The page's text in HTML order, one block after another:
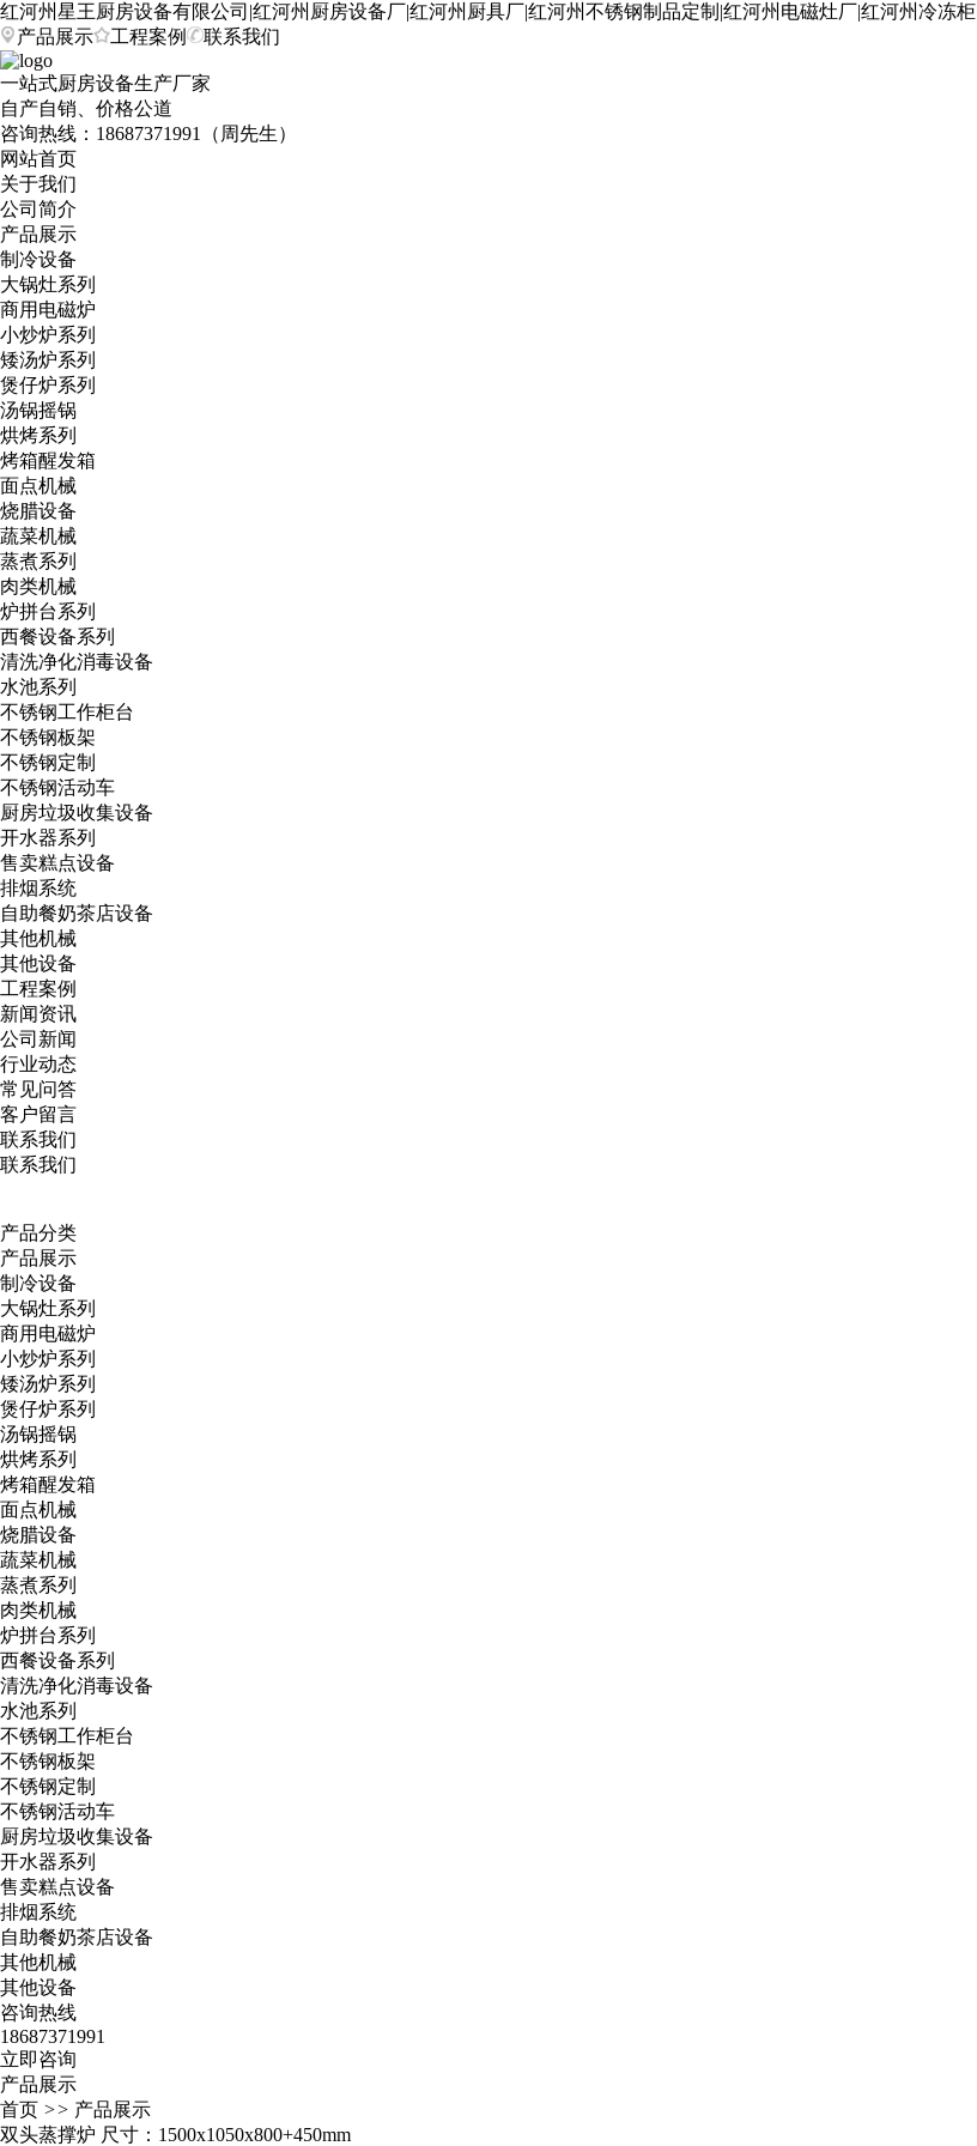
红河州星王厨房设备有限公司|红河州厨房设备厂|红河州厨具厂|红河州不锈钢制品定制|红河州电磁灶厂|红河州冷冻柜
产品展示
工程案例 联系我们
一站式厨房设备生产厂家
自产自销、价格公道
咨询热线： 18687371991（周先生）
网站首页
关于我们
公司简介
产品展示
制冷设备
大锅灶系列
商用电磁炉
小炒炉系列
矮汤炉系列
煲仔炉系列
汤锅摇锅
烘烤系列
烤箱醒发箱
面点机械
烧腊设备
蔬菜机械
蒸煮系列
肉类机械
炉拼台系列
西餐设备系列
清洗净化消毒设备
水池系列
不锈钢工作柜台
不锈钢板架
不锈钢定制
不锈钢活动车
厨房垃圾收集设备
开水器系列
售卖糕点设备
排烟系统
自助餐奶茶店设备
其他机械
其他设备
工程案例
新闻资讯
公司新闻
行业动态
常见问答
客户留言
联系我们
联系我们
产品分类
产品展示
制冷设备
大锅灶系列
商用电磁炉
小炒炉系列
矮汤炉系列
煲仔炉系列
汤锅摇锅
烘烤系列
烤箱醒发箱
面点机械
烧腊设备
蔬菜机械
蒸煮系列
肉类机械
炉拼台系列
西餐设备系列
清洗净化消毒设备
水池系列
不锈钢工作柜台
不锈钢板架
不锈钢定制
不锈钢活动车
厨房垃圾收集设备
开水器系列
售卖糕点设备
排烟系统
自助餐奶茶店设备
其他机械
其他设备
咨询热线
18687371991
立即咨询
产品展示
首页 >> 产品展示
双头蒸撑炉 尺寸：1500x1050x800+450mm